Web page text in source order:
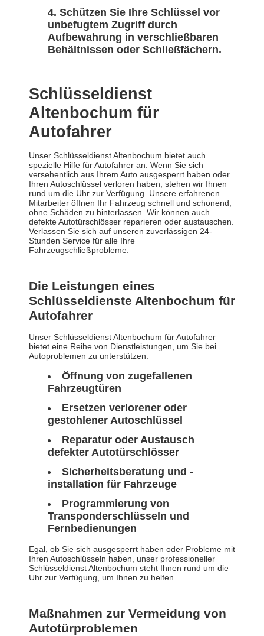
Schützen Sie Ihre Schlüssel vor
unbefugtem Zugriff durch
Aufbewahrung in verschließbaren
Behältnissen oder Schließfächern.
Schlüsseldienst
Altenbochum für
Autofahrer
Unser Schlüsseldienst Altenbochum bietet auch
spezielle Hilfe für Autofahrer an. Wenn Sie sich
versehentlich aus Ihrem Auto ausgesperrt haben oder
Ihren Autoschlüssel verloren haben, stehen wir Ihnen
rund um die Uhr zur Verfügung. Unsere erfahrenen
Mitarbeiter öffnen Ihr Fahrzeug schnell und schonend,
ohne Schäden zu hinterlassen. Wir können auch
defekte Autotürschlösser reparieren oder austauschen.
Verlassen Sie sich auf unseren zuverlässigen 24-
Stunden Service für alle Ihre
Fahrzeugschließprobleme.
Die Leistungen eines
Schlüsseldienste Altenbochum für
Autofahrer
Unser Schlüsseldienst Altenbochum für Autofahrer
bietet eine Reihe von Dienstleistungen, um Sie bei
Autoproblemen zu unterstützen:
Öffnung von zugefallenen
Fahrzeugtüren
Ersetzen verlorener oder
gestohlener Autoschlüssel
Reparatur oder Austausch
defekter Autotürschlösser
Sicherheitsberatung und -
installation für Fahrzeuge
Programmierung von
Transponderschlüsseln und
Fernbedienungen
Egal, ob Sie sich ausgesperrt haben oder Probleme mit
Ihren Autoschlüsseln haben, unser professioneller
Schlüsseldienst Altenbochum steht Ihnen rund um die
Uhr zur Verfügung, um Ihnen zu helfen.
Maßnahmen zur Vermeidung von
Autotürproblemen